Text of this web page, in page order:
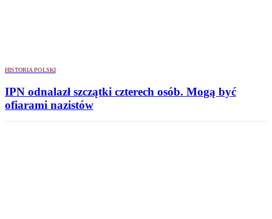
HISTORIA POLSKI
IPN odnalazł szczątki czterech osób. Mogą być
ofiarami nazistów